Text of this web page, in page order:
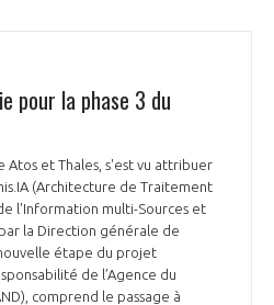
pour la phase 3 du
et Thales, s'est vu attribuer
(Architecture de Traitement
l'Information multi-Sources et
la Direction générale de
étape du projet
de l’Agence du
comprend le passage à